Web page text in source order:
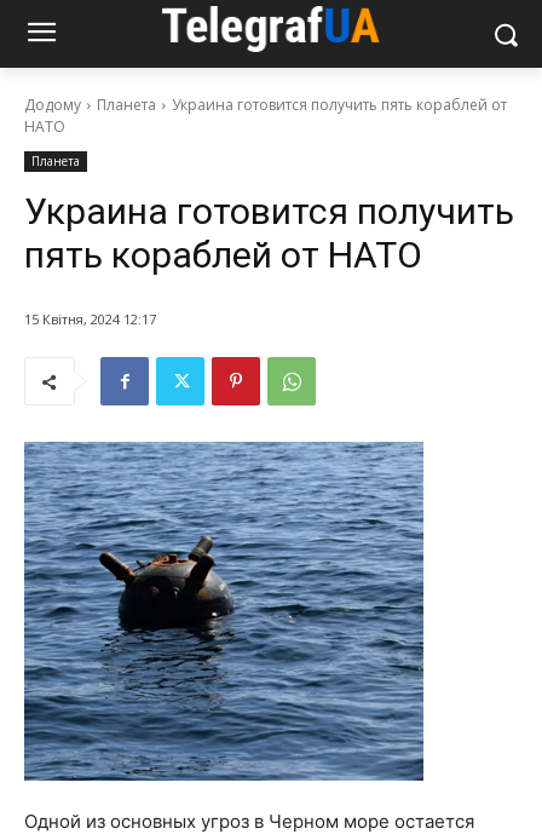
Додому Планета
Украина готовится получить пять кораблей от
НАТО
Планета
Украина готовится получить
пять кораблей от НАТО
15 Квітня, 2024 12:17
Одной из основных угроз в Черном море остается